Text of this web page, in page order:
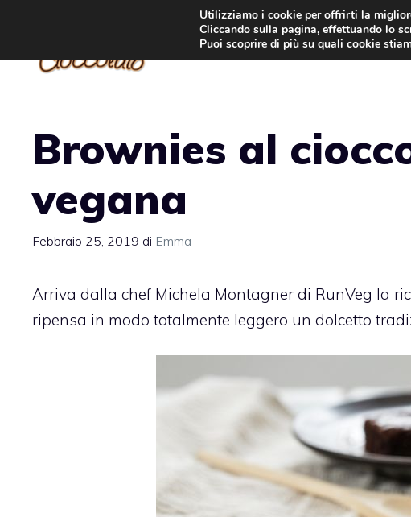
contenuto
Brownies al
vegana
Febbraio 25, 2019 di Emma
Arriva dalla chef Michela Montagner di RunVeg la
ripensa in modo totalmente leggero un dolcetto
Utilizziamo i cookie per offrirti la
Cliccando sulla pagina, effettuando lo
Puoi scoprire di più su quali cookie